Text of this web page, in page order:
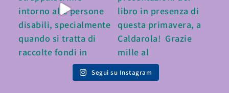
Segui su Instagram